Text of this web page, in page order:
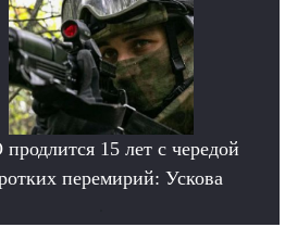
15 лет с чередой
перемирий: Ускова